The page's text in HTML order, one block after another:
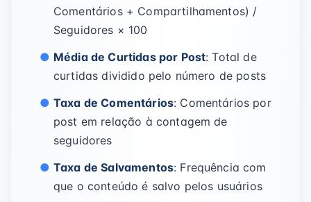
Comentários + Compartilhamentos) /
Seguidores × 100
Média de Curtidas por Post: Total de
curtidas dividido pelo número de posts
Taxa de Comentários: Comentários por
post em relação à contagem de
seguidores
Taxa de Salvamentos: Frequência com
que o conteúdo é salvo pelos usuários